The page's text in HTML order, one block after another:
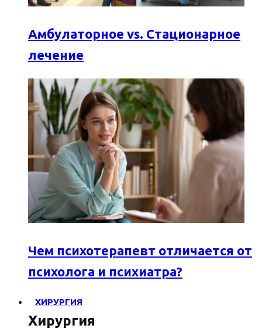
Амбулаторное vs. Стационарное
лечение
Чем психотерапевт отличается от
психолога и психиатра?
ХИРУРГИЯ
Хирургия